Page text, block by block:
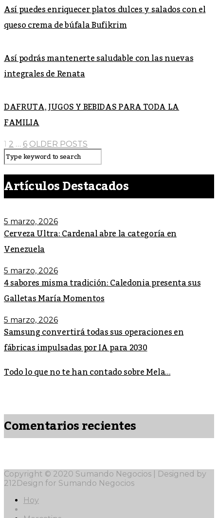
Así puedes enriquecer platos dulces y salados con el
queso crema de búfala Bufikrim
Así podrás mantenerte saludable con las nuevas
integrales de Renata
DAFRUTA, JUGOS Y BEBIDAS PARA TODA LA
FAMILIA
1 2 … 6 OLDER POSTS
Artículos Destacados
5 marzo, 2026
Cerveza Ultra: Cardenal abre la categoría en
Venezuela
5 marzo, 2026
4 sabores misma tradición: Caledonia presenta sus
Galletas María Momentos
5 marzo, 2026
Samsung convertirá todas sus operaciones en
fábricas impulsadas por IA para 2030
Todo lo que no te han contado sobre Mela...
Comentarios recientes
Copyright © 2020 Sumando Negocios | Designed by
212Design for Sumando Negocios
Hoy